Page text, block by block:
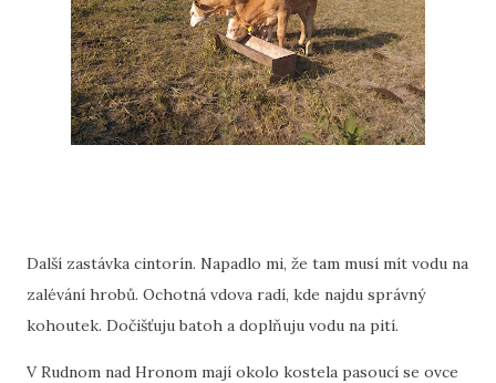
Další zastávka cintorín. Napadlo mi, že tam musí mít vodu na
zalévání hrobů. Ochotná vdova radí, kde najdu správný
kohoutek. Dočišťuju batoh a doplňuju vodu na pití.
V Rudnom nad Hronom mají okolo kostela pasoucí se ovce